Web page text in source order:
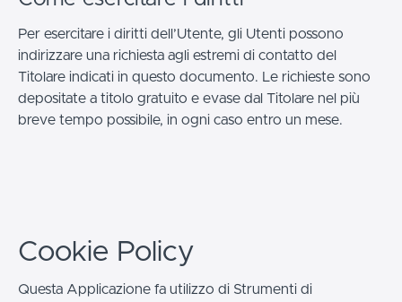
Per esercitare i diritti dell’Utente, gli Utenti possono
indirizzare una richiesta agli estremi di contatto del
Titolare indicati in questo documento. Le richieste sono
depositate a titolo gratuito e evase dal Titolare nel più
breve tempo possibile, in ogni caso entro un mese.
Cookie Policy
Questa Applicazione fa utilizzo di Strumenti di